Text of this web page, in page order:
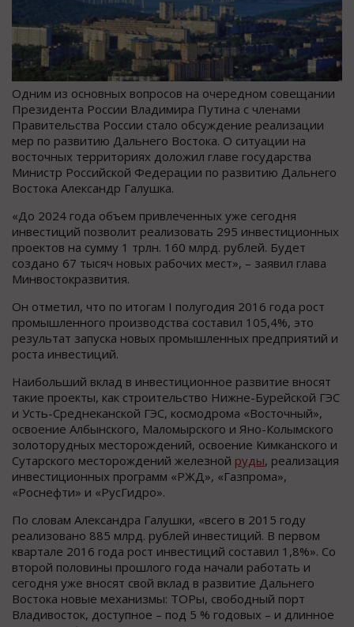
Одним из основных вопросов на очередном совещании
Президента России Владимира Путина с членами
Правительства России стало обсуждение реализации
мер по развитию Дальнего Востока. О ситуации на
восточных территориях доложил главе государства
Министр Российской Федерации по развитию Дальнего
Востока Александр Галушка.
«До 2024 года объем привлеченных уже сегодня
инвестиций позволит реализовать 295 инвестиционных
проектов на сумму 1 трлн. 160 млрд. рублей. Будет
создано 67 тысяч новых рабочих мест», – заявил глава
Минвостокразвития.
Он отметил, что по итогам I полугодия 2016 года рост
промышленного производства составил 105,4%, это
результат запуска новых промышленных предприятий и
роста инвестиций.
Наибольший вклад в инвестиционное развитие вносят
такие проекты, как строительство Нижне-Бурейской ГЭС
и Усть-Среднеканской ГЭС, космодрома «Восточный»,
освоение Албынского, Маломырского и Яно-Колымского
золоторудных месторождений, освоение Кимканского и
Сутарского месторождений железной руды, реализация
инвестиционных программ «РЖД», «Газпрома»,
«Роснефти» и «РусГидро».
По словам Александра Галушки, «всего в 2015 году
реализовано 885 млрд. рублей инвестиций. В первом
квартале 2016 года рост инвестиций составил 1,8%». Со
второй половины прошлого года начали работать и
сегодня уже вносят свой вклад в развитие Дальнего
Востока новые механизмы: ТОРы, свободный порт
Владивосток, доступное – под 5 % годовых – и длинное